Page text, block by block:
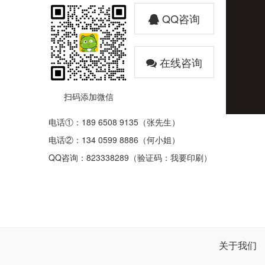
扫码添加微信
QQ咨询
在线咨询
电话①：189 6508 9135（张先生）
电话②：134 0599 8886（何小姐）
QQ咨询：823338289（验证码：我要印刷）
关于我们